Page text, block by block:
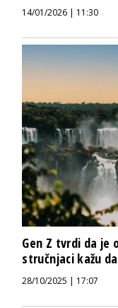
14/01/2026 | 11:30
Gen Z tvrdi da je
stručnjaci kažu
28/10/2025 | 17:07